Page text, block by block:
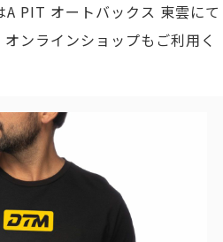
PIT オートバックス 東雲にて
ンラインショップもご利用く